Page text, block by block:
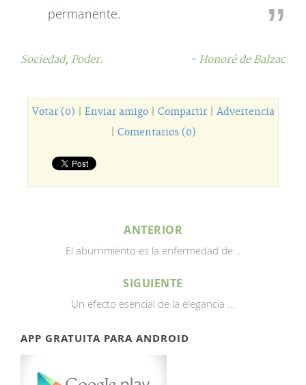
permanente.
Sociedad, Poder. - Honoré de Balzac
Votar (0) Enviar amigo| Compartir| Advertencia
Comentarios (0)
ANTERIOR
El aburrimiento es la enfermedad de...
SIGUIENTE
Un efecto esencial de la elegancia ...
APP GRATUITA PARA ANDROID